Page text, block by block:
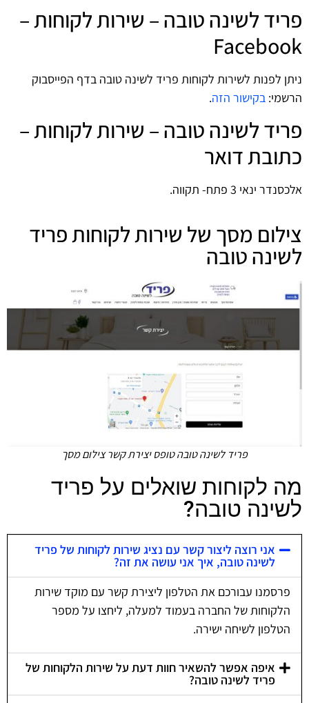
פריד לשינה טובה – שירות לקוחות –
Facebook
ניתן לפנות לשירות לקוחות פריד לשינה טובה בדף הפייסבוק
הרשמי: בקישור הזה.
פריד לשינה טובה – שירות לקוחות –
כתובת דואר
אלכסנדר ינאי 3 פתח- תקווה.
צילום מסך של שירות לקוחות פריד
לשינה טובה
פריד לשינה טובה טופס יצירת קשר צילום מסך
מה לקוחות שואלים על פריד
לשינה טובה?
אני רוצה ליצור קשר עם נציג שירות לקוחות של פריד
לשינה טובה, איך אני עושה את זה?
פרסמנו עבורכם את הטלפון ליצירת קשר עם מוקד שירות
הלקוחות של החברה בעמוד למעלה, ליחצו על מספר
הטלפון לשיחה ישירה.
איפה אפשר להשאיר חוות דעת על שירות הלקוחות של
פריד לשינה טובה?